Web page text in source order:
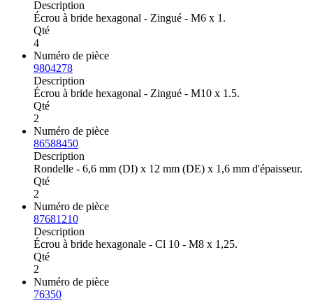
Description
Écrou à bride hexagonal - Zingué - M6 x 1.
Qté
4
Numéro de pièce
9804278
Description
Écrou à bride hexagonal - Zingué - M10 x 1.5.
Qté
2
Numéro de pièce
86588450
Description
Rondelle - 6,6 mm (DI) x 12 mm (DE) x 1,6 mm d'épaisseur.
Qté
2
Numéro de pièce
87681210
Description
Écrou à bride hexagonale - Cl 10 - M8 x 1,25.
Qté
2
Numéro de pièce
76350